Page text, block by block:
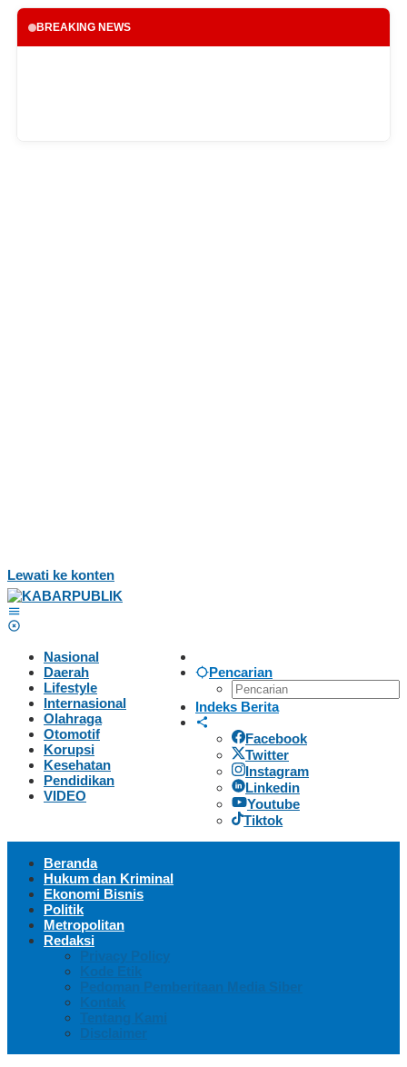
BREAKING NEWS
Lewati ke konten
Pencarian
Indeks Berita
Facebook
Twitter
Instagram
Linkedin
Youtube
Tiktok
Nasional
Daerah
Lifestyle
Internasional
Olahraga
Otomotif
Korupsi
Kesehatan
Pendidikan
VIDEO
Beranda
Hukum dan Kriminal
Ekonomi Bisnis
Politik
Metropolitan
Redaksi
Privacy Policy
Kode Etik
Pedoman Pemberitaan Media Siber
Kontak
Tentang Kami
Disclaimer